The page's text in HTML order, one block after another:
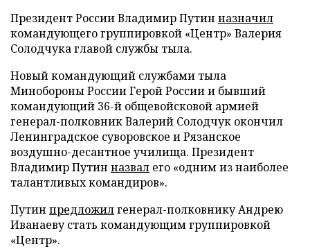
Президент России Владимир Путин назначил
командующего группировкой «Центр» Валерия
Солодчука главой службы тыла.
Новый командующий службами тыла
Минобороны России Герой России и бывший
командующий 36-й общевойсковой армией
генерал-полковник Валерий Солодчук окончил
Ленинградское суворовское и Рязанское
воздушно-десантное училища. Президент
Владимир Путин назвал его «одним из наиболее
талантливых командиров».
Путин предложилгенерал-полковнику Андрею
Иванаеву стать командующим группировкой
«Центр».